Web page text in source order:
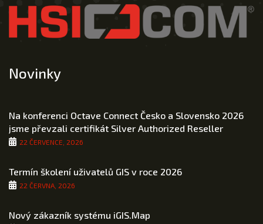
Novinky
Na konferenci Octave Connect Česko a Slovensko 2026
jsme převzali certifikát Silver Authorized Reseller
22 ČERVENCE, 2026
Termín školení uživatelů GIS v roce 2026
22 ČERVNA, 2026
Nový zákazník systému iGIS.Map